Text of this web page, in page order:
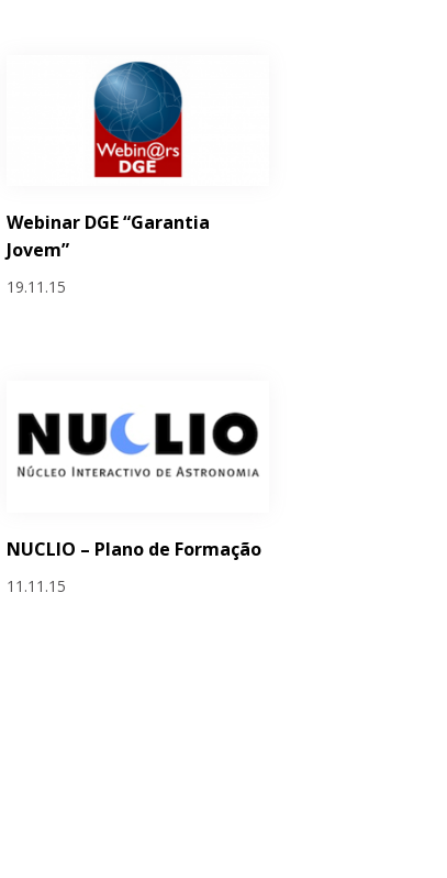
Webinar DGE “Garantia
Jovem”
19.11.15
NUCLIO – Plano de Formação
11.11.15